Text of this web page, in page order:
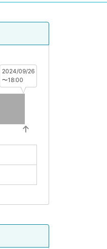
2024/09/26
〜18:00